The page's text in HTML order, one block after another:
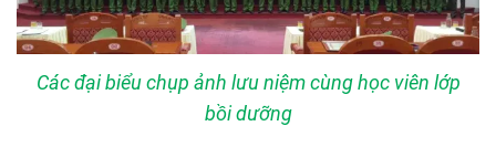
Các đại biểu chụp ảnh lưu niệm cùng học viên lớp
bồi dưỡng